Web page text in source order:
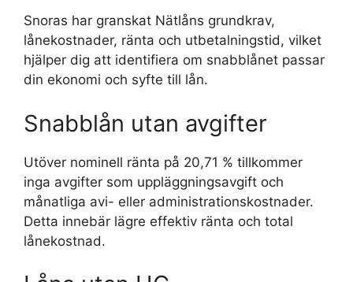
Snoras har granskat Nätlåns grundkrav,
lånekostnader, ränta och utbetalningstid, vilket
hjälper dig att identifiera om snabblånet passar
din ekonomi och syfte till lån.
Snabblån utan avgifter
Utöver nominell ränta på 20,71 % tillkommer
inga avgifter som uppläggningsavgift och
månatliga avi- eller administrationskostnader.
Detta innebär lägre effektiv ränta och total
lånekostnad.